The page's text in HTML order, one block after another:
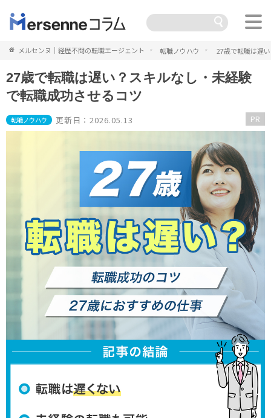
メルセンヌ｜経歴不問の転職エージェント 転職ノウハウ 27歳で転職は遅
27歳で転職は遅い？スキルなし・未経験
で転職成功させるコツ
転職ノウハウ 更新日：2026.05.13 PR